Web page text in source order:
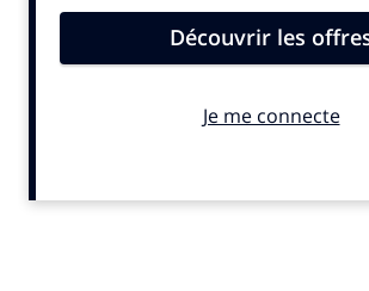
d’un marathon étranger et souhaite
organisateurs d’événements et des